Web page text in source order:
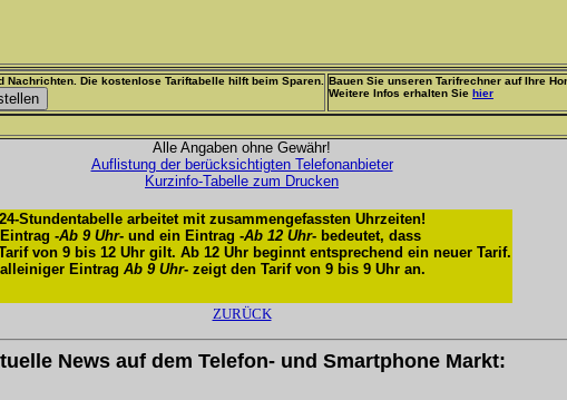
Die kostenlose Tariftabelle hilft beim Sparen.
Bauen Sie unseren Tarifrechner auf Ihre
Weitere Infos erhalten Sie hier
Alle Angaben ohne Gewähr!
Auflistung der berücksichtigten Telefonanbieter
Kurzinfo-Tabelle zum Drucken
Stundentabelle arbeitet mit zusammengefassten Uhrzeiten!
-Ab 9 Uhr- und ein Eintrag -Ab 12 Uhr- bedeutet, dass
von 9 bis 12 Uhr gilt. Ab 12 Uhr beginnt entsprechend ein neuer Tarif.
Eintrag Ab 9 Uhr- zeigt den Tarif von 9 bis 9 Uhr an.
ZURÜCK
News auf dem Telefon- und Smartphone Markt: